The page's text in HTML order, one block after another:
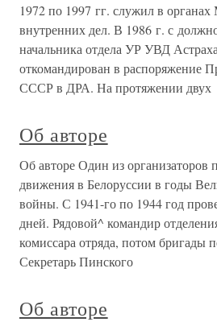
1972 по 1997 гг. служил в органах
внутренних дел. В 1986 г. с
начальника отдела УР УВД
откомандирован в распоряжение
СССР в ДРА. На протяжении двух
Об авторе
Об авторе Один из организаторов
движения в Белоруссии в годы
войны. С 1941-го по 1944 год
дней. Рядовой^ командир
комиссара отряда, потом бригады
Секретарь Пинского
Об авторе